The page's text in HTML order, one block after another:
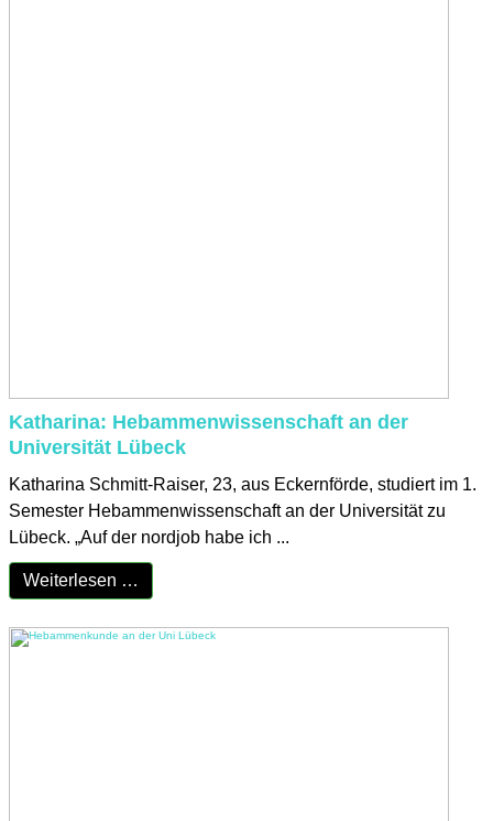
Katharina: Hebammenwissenschaft an der
Universität Lübeck
Katharina Schmitt-Raiser, 23, aus Eckernförde, studiert im 1.
Semester Hebammenwissenschaft an der Universität zu
Lübeck. „Auf der nordjob habe ich ...
Weiterlesen …